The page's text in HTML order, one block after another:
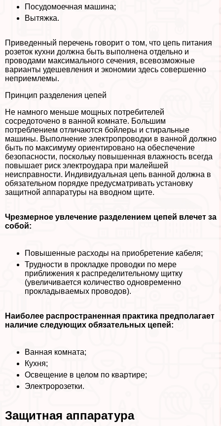
Посудомоечная машина;
Вытяжка.
Приведенный перечень говорит о том, что цепь питания
розеток кухни должна быть выполнена отдельно и
проводами максимального сечения, всевозможные
варианты удешевления и экономии здесь совершенно
неприемлемы.
Принцип разделения цепей
Не намного меньше мощных потребителей
сосредоточено в ванной комнате. Большим
потрeблением отличаются бойлеры и стиральные
машины. Выполнение электропроводки в ванной должно
быть по максимуму ориентировано на обеспечение
безопасности, поскольку повышенная влажность всегда
повышает риск электроудара при малейшей
неисправности. Индивидуальная цепь ванной должна в
обязательном порядке предусматривать установку
защитной аппаратуры на вводном щите.
Чрезмерное увлечение разделением цепей влечет за
собой:
Повышенные расходы на приобретение кабеля;
Трудности в прокладке проводки по мере
приближения к распределительному щитку
(увеличивается количество одновременно
прокладываемых проводов).
Наиболее распространенная пpaктика предполагает
наличие следующих обязательных цепей:
Ванная комната;
Кухня;
Освещение в целом по квартире;
Электророзетки.
Защитная аппаратура